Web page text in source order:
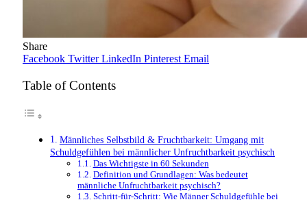
Share
Facebook Twitter LinkedIn Pinterest Email
Table of Contents
Männliches Selbstbild & Fruchtbarkeit: Umgang mit
Schuldgefühlen bei männlicher Unfruchtbarkeit psychisch
Das Wichtigste in 60 Sekunden
Definition und Grundlagen: Was bedeutet
männliche Unfruchtbarkeit psychisch?
Schritt-für-Schritt: Wie Männer Schuldgefühle bei